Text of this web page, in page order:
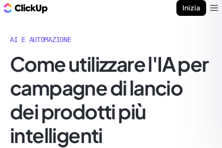
Inizia
AI E AUTOMAZIONE
Come utilizzare l'IA per
campagne di lancio
dei prodotti più
intelligenti